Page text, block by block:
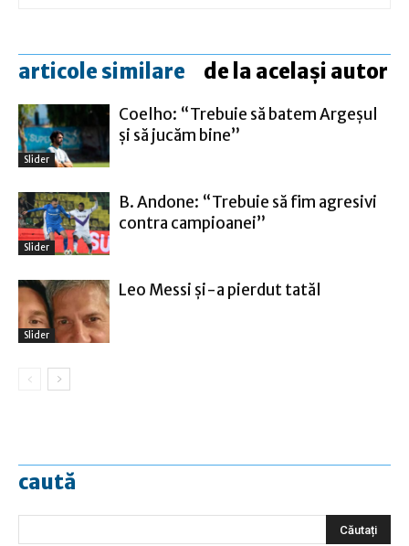
articole similare de la același autor
Slider
Coelho: “Trebuie să batem Argeşul
şi să jucăm bine”
Slider
B. Andone: “Trebuie să fim agresivi
contra campioanei”
Slider
Leo Messi şi-a pierdut tatăl
caută